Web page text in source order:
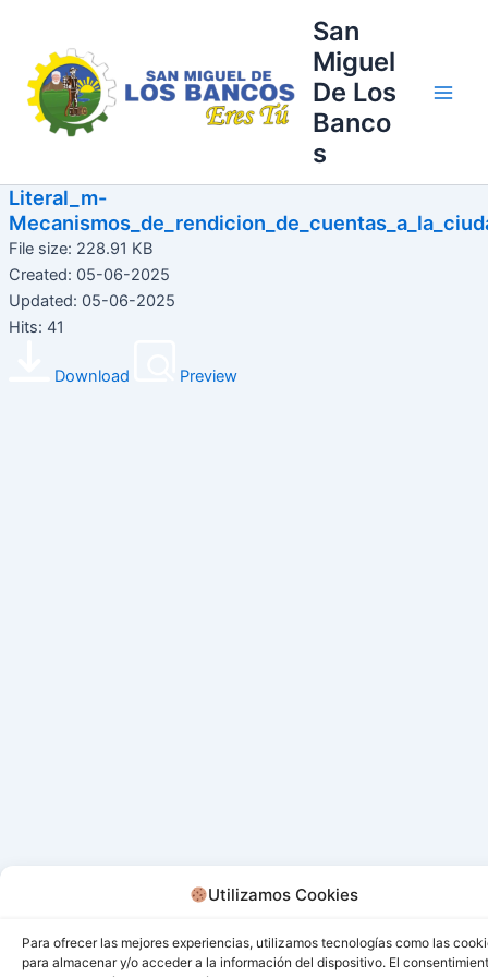
Utilizamos Cookies
Para ofrecer las mejores experiencias, utilizamos tecnologías como las
para almacenar y/o acceder a la información del dispositivo. El
contenido
San
Miguel
De Los
Banco
s
Literal_m-
File size: 228.91 KB
Created: 05-06-2025
Updated: 05-06-2025
Hits: 41
Download Preview